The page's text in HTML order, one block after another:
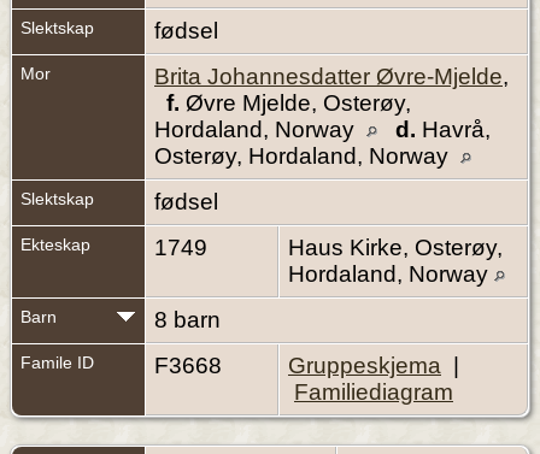
Slektskap fødsel
Mor Brita Johannesdatter Øvre-Mjelde,
f. Øvre Mjelde, Osterøy,
Hordaland, Norway
d. Havrå,
Osterøy, Hordaland, Norway
Slektskap fødsel
Ekteskap 1749
Haus Kirke, Osterøy,
Hordaland, Norway
Barn 8 barn
Famile ID F3668 Gruppeskjema
Familiediagram